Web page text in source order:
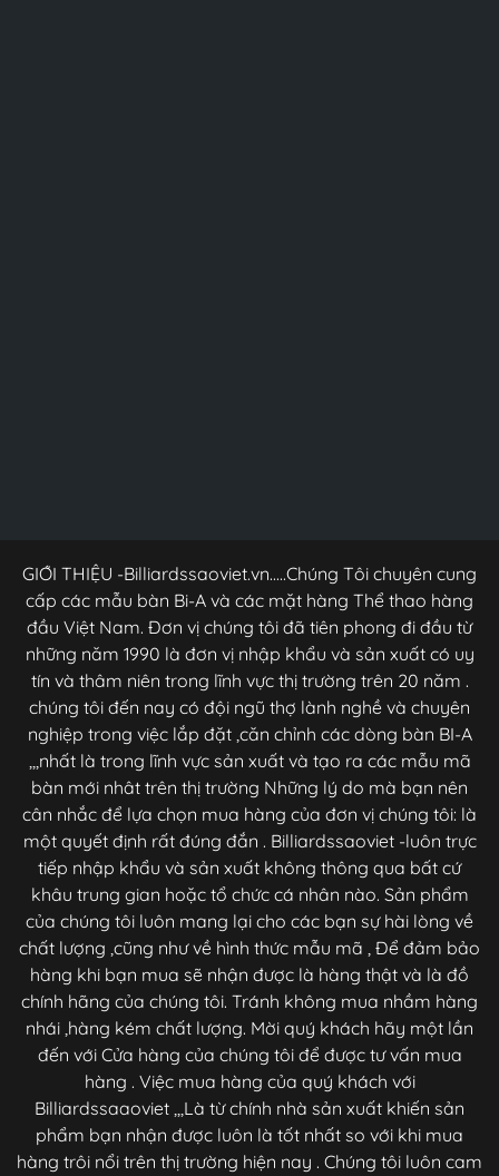
GIỚI THIỆU -Billiardssaoviet.vn.....Chúng Tôi chuyên cung
cấp các mẫu bàn Bi-A và các mặt hàng Thể thao hàng
đầu Việt Nam. Đơn vị chúng tôi đã tiên phong đi đầu từ
những năm 1990 là đơn vị nhập khẩu và sản xuất có uy
tín và thâm niên trong lĩnh vực thị trường trên 20 năm .
chúng tôi đến nay có đội ngũ thợ lành nghề và chuyên
nghiệp trong việc lắp đặt ,căn chỉnh các dòng bàn BI-A
,,,nhất là trong lĩnh vực sản xuất và tạo ra các mẫu mã
bàn mới nhât trên thị trường Những lý do mà bạn nên
cân nhắc để lựa chọn mua hàng của đơn vị chúng tôi: là
một quyết định rất đúng đắn . Billiardssaoviet -luôn trực
tiếp nhập khẩu và sản xuất không thông qua bất cứ
khâu trung gian hoặc tổ chức cá nhân nào. Sản phẩm
của chúng tôi luôn mang lại cho các bạn sự hài lòng về
chất lượng ,cũng như về hình thức mẫu mã , Để đảm bảo
hàng khi bạn mua sẽ nhận được là hàng thật và là đồ
chính hãng của chúng tôi. Tránh không mua nhầm hàng
nhái ,hàng kém chất lượng. Mời quý khách hãy một lần
đến với Cửa hàng của chúng tôi để được tư vấn mua
hàng . Việc mua hàng của quý khách với
Billiardssaaoviet ,,,Là từ chính nhà sản xuất khiến sản
phẩm bạn nhận được luôn là tốt nhất so với khi mua
hàng trôi nổi trên thị trường hiện nay . Chúng tôi luôn cam